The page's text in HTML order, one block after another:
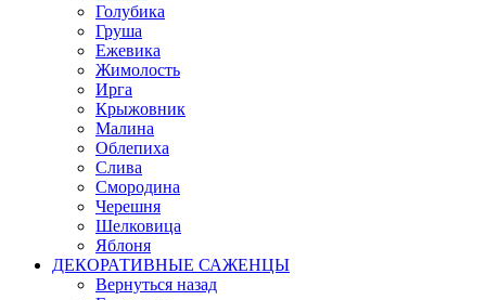
Голубика
Груша
Ежевика
Жимолость
Ирга
Крыжовник
Малина
Облепиха
Слива
Смородина
Черешня
Шелковица
Яблоня
ДЕКОРАТИВНЫЕ САЖЕНЦЫ
Вернуться назад